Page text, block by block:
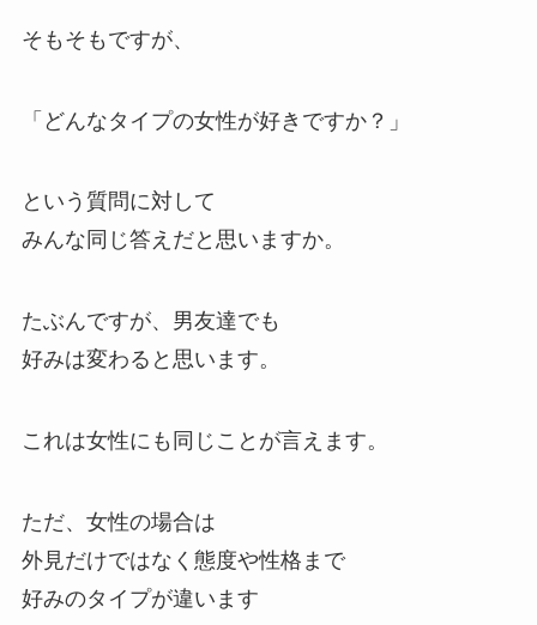
そもそもですが、
「どんなタイプの女性が好きですか？」
という質問に対して
みんな同じ答えだと思いますか。
たぶんですが、男友達でも
好みは変わると思います。
これは女性にも同じことが言えます。
ただ、女性の場合は
外見だけではなく態度や性格まで
好みのタイプが違います